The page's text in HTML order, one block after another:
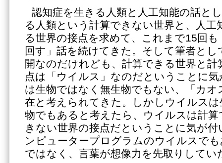
認知症を生きる人類と人工知能の話と
る人類という計算できない世界と、人工
る世界の接点を求めて、これまで15回
回す」話を続けてきた。そして筆者とし
開なのだけれども、計算できる世界と計
点は「ウイルス」なのだということに
は生物ではなく無生物でもない、「カ
在と考えられてきた。しかしウイルス
物でもあると考えたら、ウイルスは計
きない世界の接点だということに気が
ンピュータープログラムのウイルスで
ではなく、言葉が想像力を先取りしてい